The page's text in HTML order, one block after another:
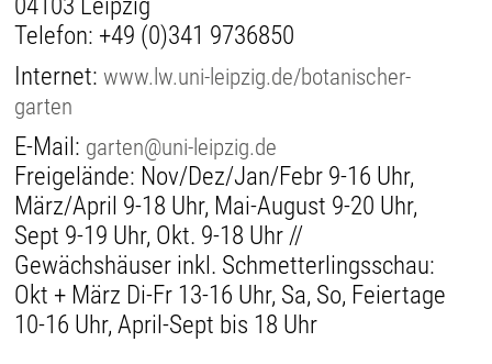
04103 Leipzig
Telefon: +49 (0)341 9736850
Internet:www.lw.uni-leipzig.de/botanischer-
garten
E-Mail: garten@uni-leipzig.de
Freigelände: Nov/Dez/Jan/Febr 9-16 Uhr,
März/April 9-18 Uhr, Mai-August 9-20 Uhr,
Sept 9-19 Uhr, Okt. 9-18 Uhr //
Gewächshäuser inkl. Schmetterlingsschau:
Okt + März Di-Fr 13-16 Uhr, Sa, So, Feiertage
10-16 Uhr, April-Sept bis 18 Uhr